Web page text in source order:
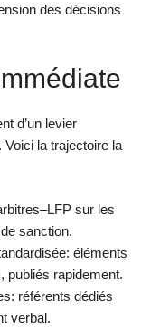
des décisions
d’un levier
la trajectoire la
sur les
sanction.
éléments
publiés rapidement.
référents dédiés
verbal.